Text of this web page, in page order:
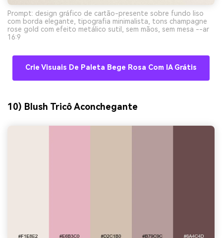
Prompt: design gráfico de cartão-presente sobre fundo liso
com borda elegante, tipografia minimalista, tons champagne
rose gold com efeito metálico sutil, sem mãos, sem mesa --ar
16:9
Crie Visuais De Paleta Bege Rosa Com IA Grátis
10) Blush Tricô Aconchegante